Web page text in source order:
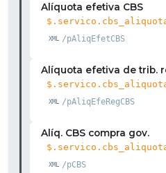
Alíquota efetiva CBS
/pAliqEfetCBS
Alíquota efetiva de trib.
/pAliqEfeRegCBS
Alíq. CBS compra gov.
/pCBS